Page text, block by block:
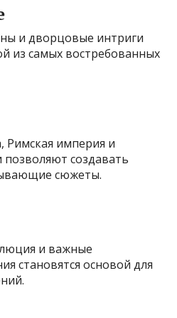
и дворцовые интриги
из самых востребованных
Римская империя и
создавать
сюжеты.
и важные
становятся основой для